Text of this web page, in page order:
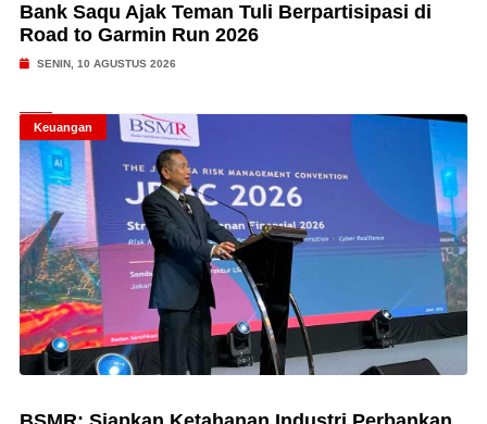
Bank Saqu Ajak Teman Tuli Berpartisipasi di
Road to Garmin Run 2026
SENIN, 10 AGUSTUS 2026
Keuangan